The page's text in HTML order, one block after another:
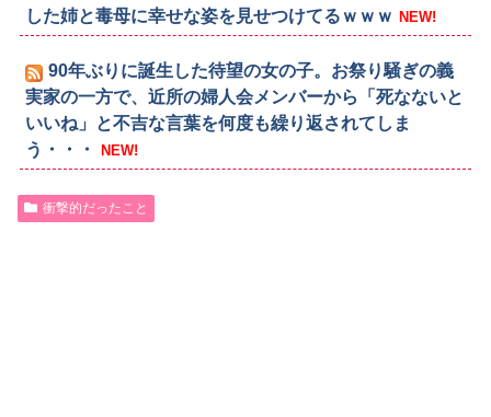
した姉と毒母に幸せな姿を見せつけてるｗｗｗ NEW!
90年ぶりに誕生した待望の女の子。お祭り騒ぎの義
実家の一方で、近所の婦人会メンバーから「死なないと
いいね」と不吉な言葉を何度も繰り返されてしま
う・・・
NEW!
衝撃的だったこと